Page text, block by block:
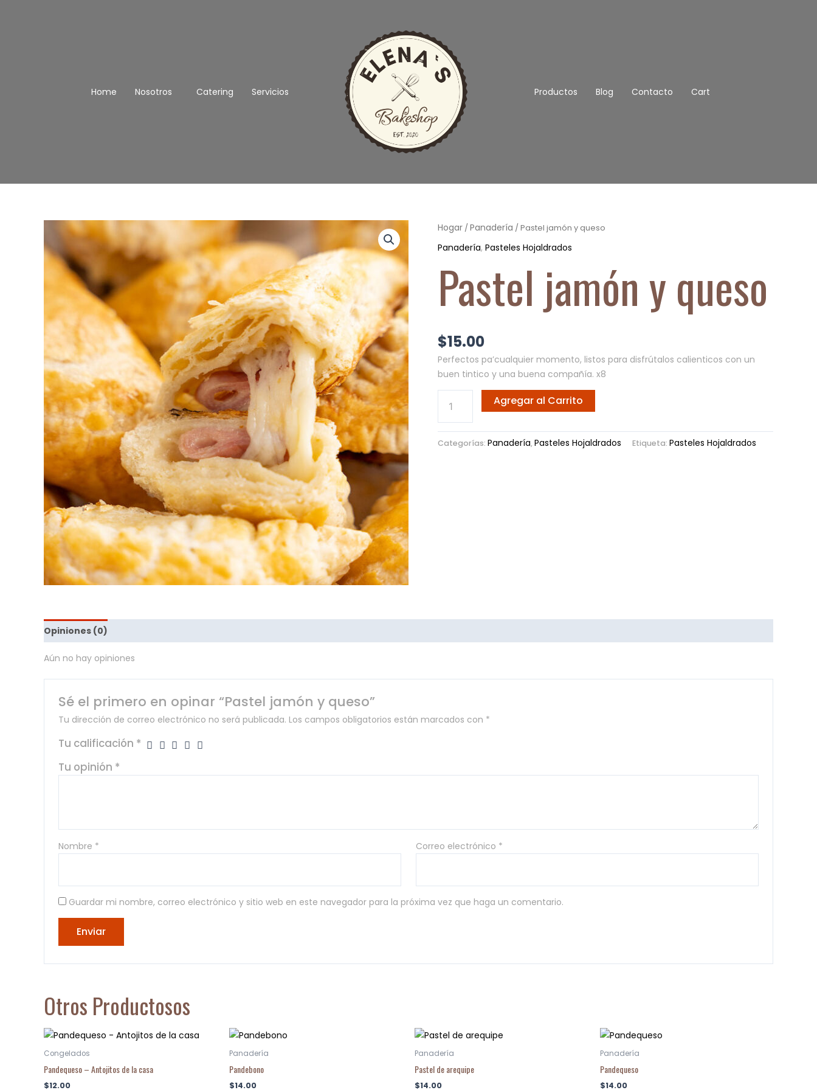
Home Nosotros Catering Servicios Productos Blog Contacto Cart
Hogar /Panadería / Pastel jamón y queso
Panadería, Pasteles Hojaldrados
Pastel jamón y queso
$15.00
Perfectos pa’cualquier momento, listos para disfrútalos calienticos con un
buen tintico y una buena compañía. x8
Pastel
jamón
queso
Cantidad
Agregar al Carrito
Categorías: Panadería,Pasteles Hojaldrados Etiqueta: Pasteles Hojaldrados
Opiniones (0)
Aún no hay opiniones
Sé el primero en opinar “Pastel jamón y queso”
Tu dirección de correo electrónico no será publicada. Los campos obligatorios están marcados con *
Tu calificación *
Tu opinión *
Nombre * Correo electrónico *
Guardar mi nombre, correo electrónico y sitio web en este navegador para la próxima vez que haga un comentario.
Otros Productosos
Congelados
Pandequeso – Antojitos de la casa
$12.00
Panadería
Pandebono
$14.00
Panadería
Pastel de arequipe
$14.00
Panadería
Pandequeso
$14.00